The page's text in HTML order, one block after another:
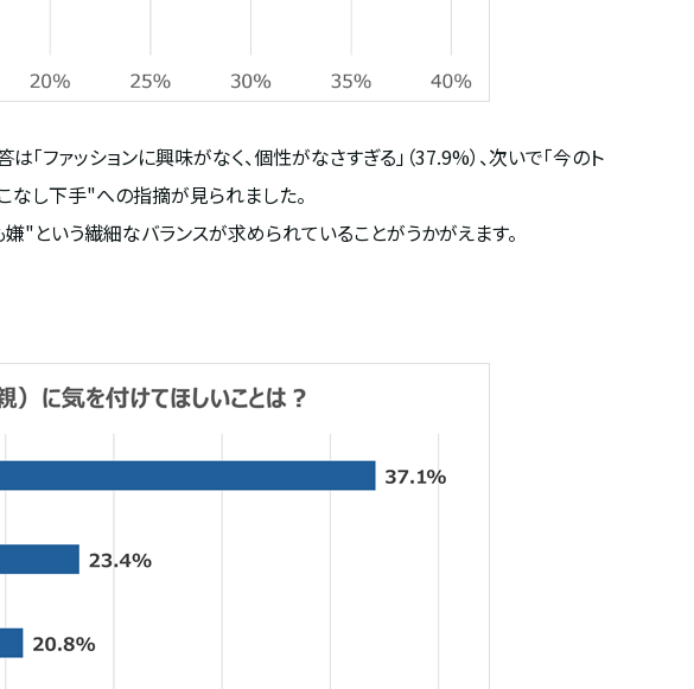
「ファッションに興味がなく、個性がなさすぎる」（37.9%）、次いで「今のト
なし下手"への指摘が見られました。
嫌"という繊細なバランスが求められていることがうかがえます。